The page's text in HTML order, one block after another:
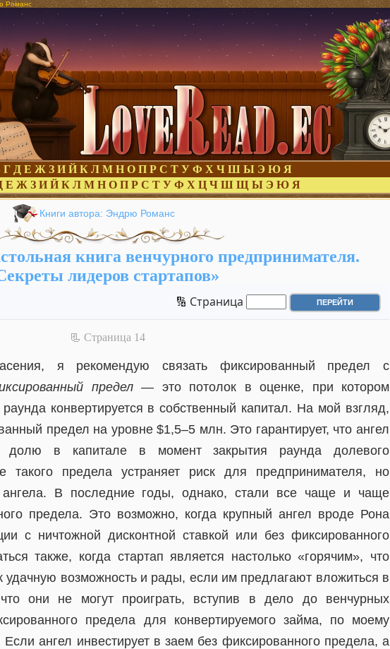
Романс
Г Д Е Ж З И Й К Л М Н О П Р С Т У Ф Х Ч Ш Ы Э Ю Я
Е Ж З И Й К Л М Н О П Р С Т У Ф Х Ц Ч Ш Щ Ы Э Ю Я
Книги автора: Эндрю Романс
книга венчурного предпринимателя.
лидеров стартапов»
🔢 Страница
📃 Cтраница 14
я рекомендую связать фиксированный предел с
предел— это потолок в оценке, при котором
раунда конвертируется в собственный капитал. На мой взгляд,
предел на уровне $1,5–5 млн. Это гарантирует, что ангел
долю в капитале в момент закрытия раунда долевого
такого предела устраняет риск для предпринимателя, но
В последние годы, однако, стали все чаще и чаще
предела. Это возможно, когда крупный ангел вроде Рона
с ничтожной дисконтной ставкой или без фиксированного
также, когда стартап является настолько «горячим», что
удачную возможность и рады, если им предлагают вложиться в
они не могут проиграть, вступив в дело до венчурных
предела для конвертируемого займа, по моему
ангел инвестирует в заем без фиксированного предела, а